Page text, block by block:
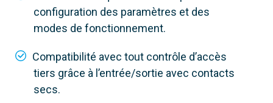
configuration des paramètres et des
modes de fonctionnement.
Compatibilité avec tout contrôle d’accès
tiers grâce à l’entrée/sortie avec contacts
secs.